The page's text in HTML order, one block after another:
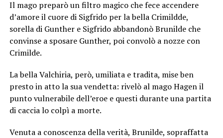
Il mago preparò un filtro magico che fece accendere
d’amore il cuore di Sigfrido per la bella Crimildde,
sorella di Gunther e Sigfrido abbandonò Brunilde che
convinse a sposare Gunther, poi convolò a nozze con
Crimilde.
La bella Valchiria, però, umiliata e tradita, mise ben
presto in atto la sua vendetta: rivelò al mago Hagen il
punto vulnerabile dell’eroe e questi durante una partita
di caccia lo colpì a morte.
Venuta a conoscenza della verità, Brunilde, sopraffatta